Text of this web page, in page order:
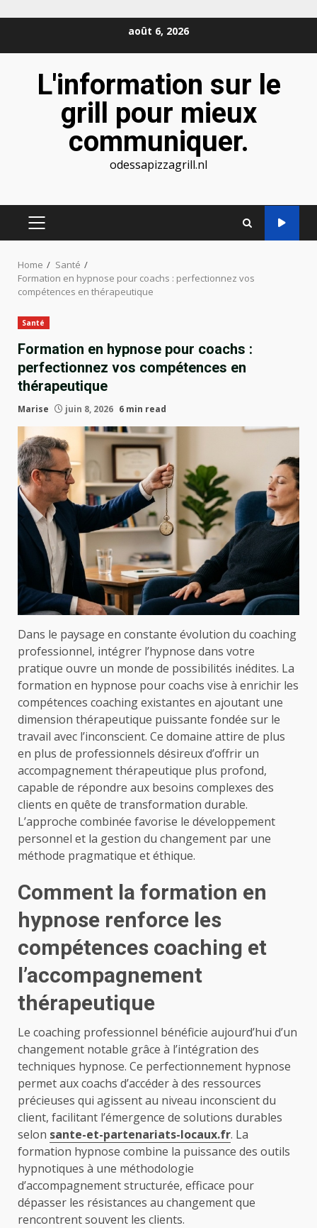
août 6, 2026
L'information sur le
grill pour mieux
communiquer.
odessapizzagrill.nl
PRIMARY
Home
Santé
Formation en hypnose pour coachs : perfectionnez vos
compétences en thérapeutique
Santé
Formation en hypnose pour coachs :
perfectionnez vos compétences en
thérapeutique
Marise juin 8, 2026 6 min read
Dans le paysage en constante évolution du coaching
professionnel, intégrer l’hypnose dans votre
pratique ouvre un monde de possibilités inédites. La
formation en hypnose pour coachs vise à enrichir les
compétences coaching existantes en ajoutant une
dimension thérapeutique puissante fondée sur le
travail avec l’inconscient. Ce domaine attire de plus
en plus de professionnels désireux d’offrir un
accompagnement thérapeutique plus profond,
capable de répondre aux besoins complexes des
clients en quête de transformation durable.
L’approche combinée favorise le développement
personnel et la gestion du changement par une
méthode pragmatique et éthique.
Comment la formation en
hypnose renforce les
compétences coaching et
l’accompagnement
thérapeutique
Le coaching professionnel bénéficie aujourd’hui d’un
changement notable grâce à l’intégration des
techniques hypnose. Ce perfectionnement hypnose
permet aux coachs d’accéder à des ressources
précieuses qui agissent au niveau inconscient du
client, facilitant l’émergence de solutions durables
selon sante-et-partenariats-locaux.fr. La
formation hypnose combine la puissance des outils
hypnotiques à une méthodologie
d’accompagnement structurée, efficace pour
dépasser les résistances au changement que
rencontrent souvent les clients.